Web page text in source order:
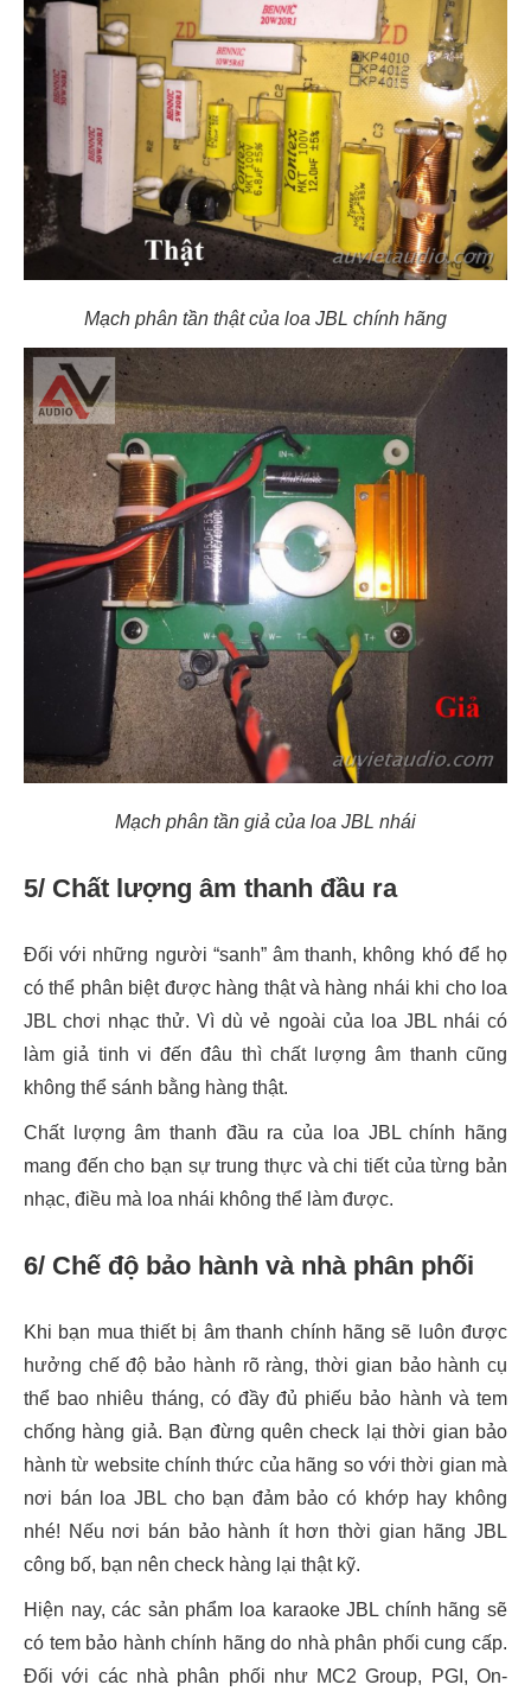
Mạch phân tần thật của loa JBL chính hãng
Mạch phân tần giả của loa JBL nhái
5/ Chất lượng âm thanh đầu ra
Đối với những người “sanh” âm thanh, không khó để họ
có thể phân biệt được hàng thật và hàng nhái khi cho loa
JBL chơi nhạc thử. Vì dù vẻ ngoài của loa JBL nhái có
làm giả tinh vi đến đâu thì chất lượng âm thanh cũng
không thể sánh bằng hàng thật.
Chất lượng âm thanh đầu ra của loa JBL chính hãng
mang đến cho bạn sự trung thực và chi tiết của từng bản
nhạc, điều mà loa nhái không thể làm được.
6/ Chế độ bảo hành và nhà phân phối
Khi bạn mua thiết bị âm thanh chính hãng sẽ luôn được
hưởng chế độ bảo hành rõ ràng, thời gian bảo hành cụ
thể bao nhiêu tháng, có đầy đủ phiếu bảo hành và tem
chống hàng giả. Bạn đừng quên check lại thời gian bảo
hành từ website chính thức của hãng so với thời gian mà
nơi bán loa JBL cho bạn đảm bảo có khớp hay không
nhé! Nếu nơi bán bảo hành ít hơn thời gian hãng JBL
công bố, bạn nên check hàng lại thật kỹ.
Hiện nay, các sản phẩm loa karaoke JBL chính hãng sẽ
có tem bảo hành chính hãng do nhà phân phối cung cấp.
Đối với các nhà phân phối như MC2 Group, PGI, On-